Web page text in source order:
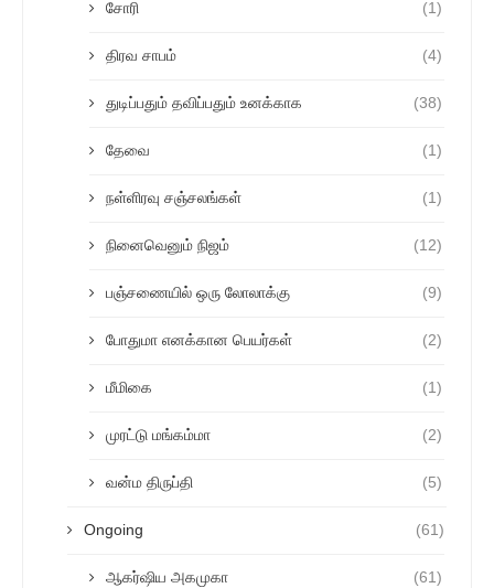
சோரி (1)
திரவ சாபம் (4)
துடிப்பதும் தவிப்பதும் உனக்காக (38)
தேவை (1)
நள்ளிரவு சஞ்சலங்கள் (1)
நினைவெனும் நிஜம் (12)
பஞ்சணையில் ஒரு லோலாக்கு (9)
போதுமா எனக்கான பெயர்கள் (2)
மீமிகை (1)
முரட்டு மங்கம்மா (2)
வன்ம திருப்தி (5)
Ongoing (61)
ஆகர்ஷிய அகமுகா (61)